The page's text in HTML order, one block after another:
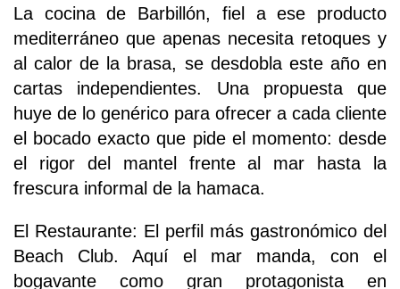
La cocina de Barbillón, fiel a ese producto
mediterráneo que apenas necesita retoques y
al calor de la brasa, se desdobla este año en
cartas independientes. Una propuesta que
huye de lo genérico para ofrecer a cada cliente
el bocado exacto que pide el momento: desde
el rigor del mantel frente al mar hasta la
frescura informal de la hamaca.
El Restaurante: El perfil más gastronómico del
Beach Club. Aquí el mar manda, con el
bogavante como gran protagonista en